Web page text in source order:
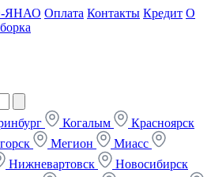
ЯНАО Оплата Контакты Кредит О
Когалым
Красноярск
Мегион
Миасс
Нижневартовск
Новосибирск